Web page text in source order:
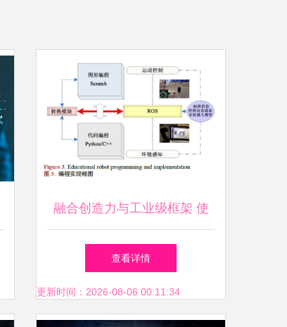
融合创造力与工业级框架 使
用Scratch与ROS设计和实现
教育机器人的人工智能应用软
查看详情
更新时间：2026-08-06 00:11:34